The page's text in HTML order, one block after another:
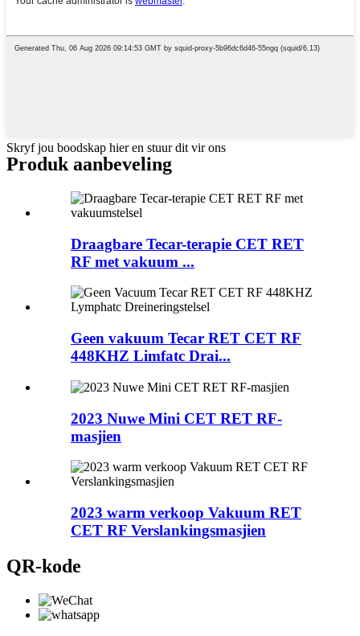
Skryf jou boodskap hier en stuur dit vir ons
Produk aanbeveling
Draagbare Tecar-terapie CET RET
RF met vakuum ...
Geen vakuum Tecar RET CET RF
448KHZ Limfatc Drai...
2023 Nuwe Mini CET RET RF-
masjien
2023 warm verkoop Vakuum RET
CET RF Verslankingsmasjien
QR-kode